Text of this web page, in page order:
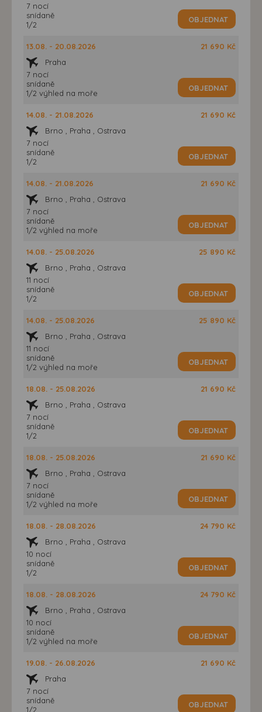
7 nocí
snídaně
1/2
OBJEDNAT
13.08. - 20.08.2026
Praha
7 nocí
snídaně
1/2 výhled na moře
21 690 Kč
OBJEDNAT
14.08. - 21.08.2026
Brno , Praha , Ostrava
7 nocí
snídaně
1/2
21 690 Kč
OBJEDNAT
14.08. - 21.08.2026
Brno , Praha , Ostrava
7 nocí
snídaně
1/2 výhled na moře
21 690 Kč
OBJEDNAT
14.08. - 25.08.2026
Brno , Praha , Ostrava
11 nocí
snídaně
1/2
25 890 Kč
OBJEDNAT
14.08. - 25.08.2026
Brno , Praha , Ostrava
11 nocí
snídaně
1/2 výhled na moře
25 890 Kč
OBJEDNAT
18.08. - 25.08.2026
Brno , Praha , Ostrava
7 nocí
snídaně
1/2
21 690 Kč
OBJEDNAT
18.08. - 25.08.2026
Brno , Praha , Ostrava
7 nocí
snídaně
1/2 výhled na moře
21 690 Kč
OBJEDNAT
18.08. - 28.08.2026
Brno , Praha , Ostrava
10 nocí
snídaně
1/2
24 790 Kč
OBJEDNAT
18.08. - 28.08.2026
Brno , Praha , Ostrava
10 nocí
snídaně
1/2 výhled na moře
24 790 Kč
OBJEDNAT
19.08. - 26.08.2026
Praha
7 nocí
snídaně
1/2
21 690 Kč
OBJEDNAT